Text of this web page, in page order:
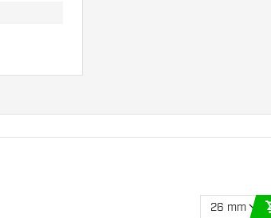
26 mm